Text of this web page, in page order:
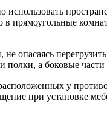
в прямоугольные
опасаясь
полки, а боковые
у
при установке